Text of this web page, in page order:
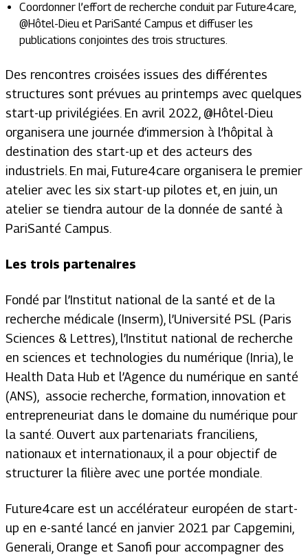
Coordonner l’effort de recherche conduit par Future4care,
@Hôtel-Dieu et PariSanté Campus et diffuser les
publications conjointes des trois structures.
Des rencontres croisées issues des différentes
structures sont prévues au printemps avec quelques
start-up privilégiées. En avril 2022, @Hôtel-Dieu
organisera une journée d’immersion à l’hôpital à
destination des start-up et des acteurs des
industriels. En mai, Future4care organisera le premier
atelier avec les six start-up pilotes et, en juin, un
atelier se tiendra autour de la donnée de santé à
PariSanté Campus.
Les trois partenaires
Fondé par l’Institut national de la santé et de la
recherche médicale (Inserm), l’Université PSL (Paris
Sciences & Lettres), l’Institut national de recherche
en sciences et technologies du numérique (Inria), le
Health Data Hub et l’Agence du numérique en santé
(ANS), associe recherche, formation, innovation et
entrepreneuriat dans le domaine du numérique pour
la santé. Ouvert aux partenariats franciliens,
nationaux et internationaux, il a pour objectif de
structurer la filière avec une portée mondiale.
Future4care est un accélérateur européen de start-
up en e-santé lancé en janvier 2021 par Capgemini,
Generali, Orange et Sanofi pour accompagner des